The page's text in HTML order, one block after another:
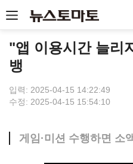
"앱 이용시간 늘리
뱅
입력: 2025-04-15 14:22:49
수정: 2025-04-15 15:54:10
게임·미션 수행하면 소